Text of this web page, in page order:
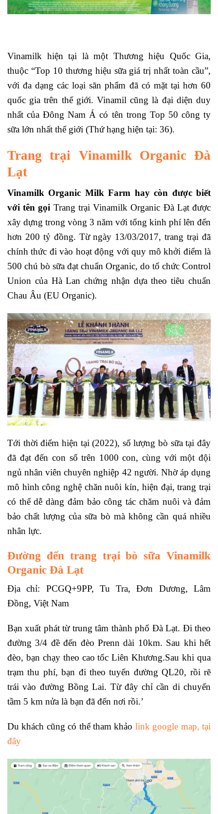
Vinamilk hiện tại là một Thương hiệu Quốc Gia,
thuộc “Top 10 thương hiệu sữa giá trị nhất toàn cầu”,
với đa dạng các loại sãn phẩm đã có mặt tại hơn 60
quốc gia trên thế giới. Vinamil cũng là đại diện duy
nhất của Đông Nam Á có tên trong Top 50 công ty
sữa lớn nhất thế giới (Thứ hạng hiện tại: 36).
Trang trại Vinamilk Organic Đà
Lạt
Vinamilk Organic Milk Farm hay còn được biết
với tên gọi Trang trại Vinamilk Organic Đà Lạt được
xây dựng trong vòng 3 năm với tổng kinh phí lên đến
hơn 200 tỷ đồng. Từ ngày 13/03/2017, trang trại đã
chính thức đi vào hoạt động với quy mô khởi điểm là
500 chú bò sữa đạt chuẩn Organic, do tổ chức Control
Union của Hà Lan chứng nhận dựa theo tiêu chuẩn
Chau Âu (EU Organic).
Tới thời điểm hiện tại (2022), số lượng bò sữa tại đây
đã đạt đến con số trên 1000 con, cùng với một đội
ngủ nhân viên chuyên nghiệp 42 người. Nhờ áp dụng
mô hình công nghệ chăn nuôi kín, hiện đại, trang trại
có thể dễ dàng đảm bảo công tác chăm nuôi và đảm
bảo chất lượng của sữa bò mà không cần quá nhiều
nhân lực.
Đường đến trang trại bò sữa Vinamilk
Organic Đà Lạt
Địa chỉ: PCGQ+9PP, Tu Tra, Đơn Dương, Lâm
Đồng, Việt Nam
Bạn xuất phát từ trung tâm thành phố Đà Lạt. Đi theo
đường 3/4 đề đến đèo Prenn dài 10km. Sau khi hết
đèo, bạn chạy theo cao tốc Liên Khương.Sau khi qua
trạm thu phí, bạn đi theo tuyến đường QL20, rồi rẽ
trái vào đường Bồng Lai. Từ đây chỉ cần di chuyển
tầm 5 km nửa là bạn đã đến nơi rồi.’
Du khách cũng có thể tham khảo link google map, tại
đây